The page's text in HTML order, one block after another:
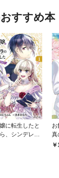
すすめ本
に転生したと
、シンデレラ
した ～シンデ
お
真